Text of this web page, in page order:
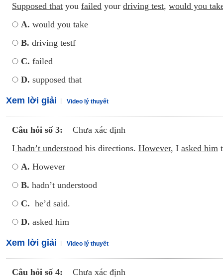
Supposed that you failed your driving test, would you
A. would you take
B. driving testf
C. failed
D. supposed that
Xem lời giải Video lý thuyết
Câu hỏi số 3:
Chưa xác định
I hadn’t understood his directions. However, I asked him
A. However
B. hadn’t understood
C. he’d said.
D. asked him
Xem lời giải Video lý thuyết
Câu hỏi số 4:
Chưa xác định